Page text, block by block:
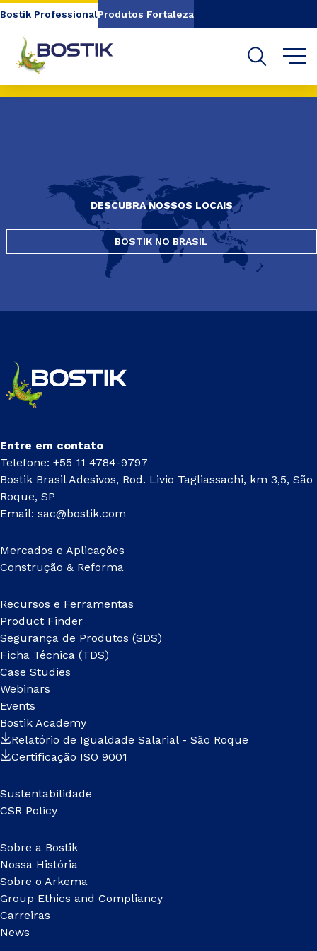
Go to content Go to navigation
Bostik ProfessionalProdutos Fortaleza
DESCUBRA NOSSOS LOCAIS
BOSTIK NO BRASIL
Entre em contato
Telefone: +55 11 4784-9797
Bostik Brasil Adesivos, Rod. Livio Tagliassachi, km 3,5, São
Roque, SP
Email: sac@bostik.com
Mercados e Aplicações
Construção & Reforma
Recursos e Ferramentas
Product Finder
Segurança de Produtos (SDS)
Ficha Técnica (TDS)
Case Studies
Webinars
Events
Bostik Academy
Relatório de Igualdade Salarial - São Roque
Certificação ISO 9001
Sustentabilidade
CSR Policy
Sobre a Bostik
Nossa História
Sobre o Arkema
Group Ethics and Compliancy
Carreiras
News